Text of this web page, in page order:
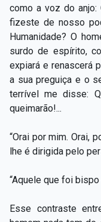
como a voz do anjo:
fizeste de nosso
Humanidade? O
surdo de espírito,
expiará e renascerá
a sua preguiça e o
terrível me disse:
queimarão!...
“Orai por mim. Orai,
lhe é dirigida pelo
“Aquele que foi
Esse contraste